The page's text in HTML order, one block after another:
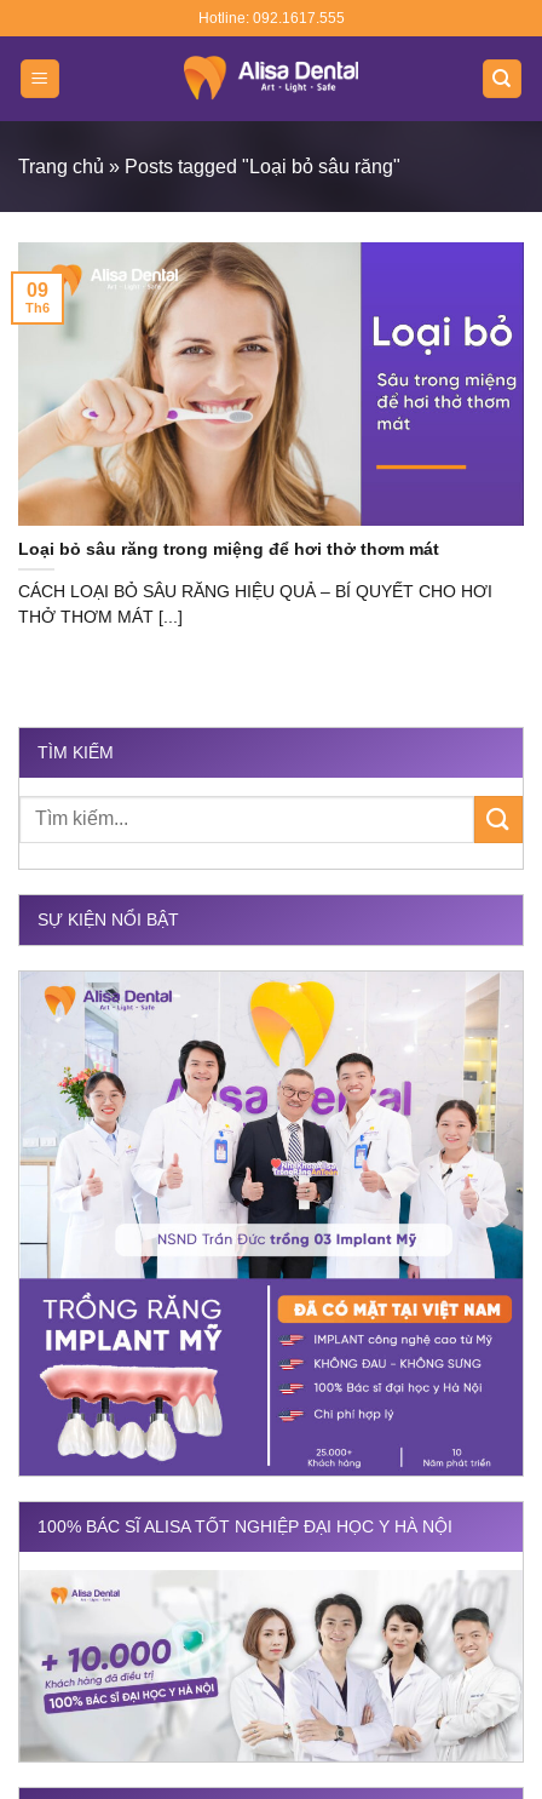
content
Hotline: 092.1617.555
Trang chủ » Posts tagged "Loại bỏ sâu răng"
Loại bỏ sâu răng trong miệng để hơi thở thơm mát
CÁCH LOẠI BỎ SÂU RĂNG HIỆU QUẢ – BÍ QUYẾT CHO HƠI
THỞ THƠM MÁT [...]
09
Th6
TÌM KIẾM
SỰ KIỆN NỔI BẬT
100% BÁC SĨ ALISA TỐT NGHIỆP ĐẠI HỌC Y HÀ NỘI